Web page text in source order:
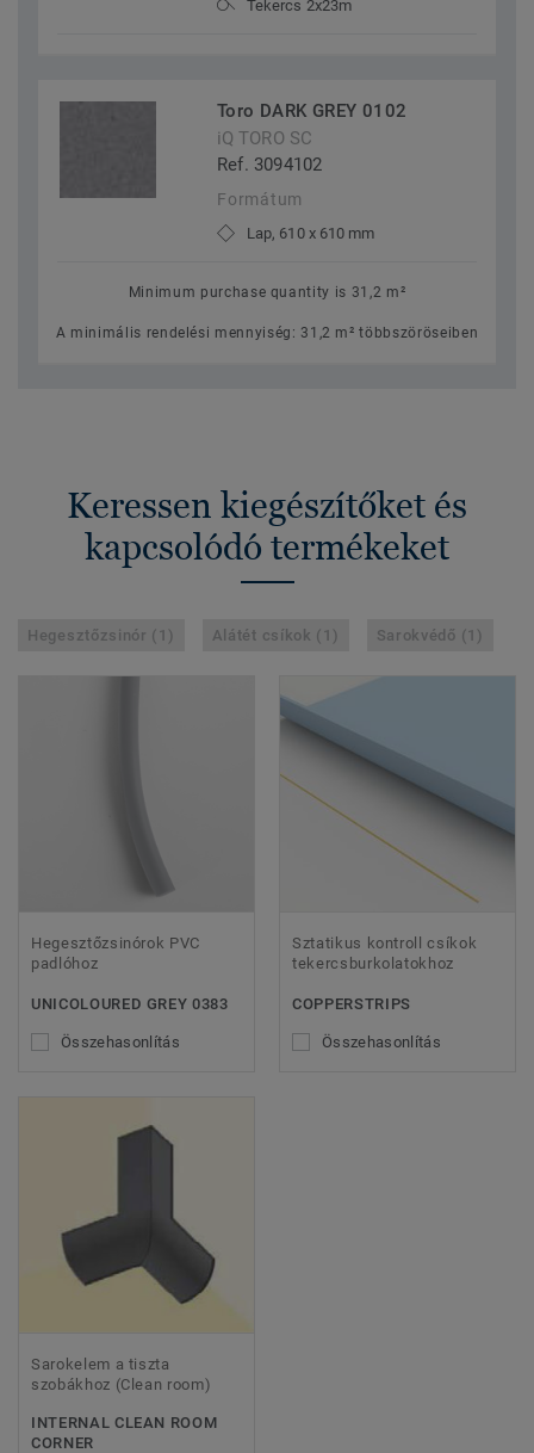
Tekercs 2x23m
Toro DARK GREY 0102
iQ TORO SC
Ref. 3094102
Formátum
Lap, 610 x 610 mm
Minimum purchase quantity is 31,2 m²
A minimális rendelési mennyiség: 31,2 m² többszöröseiben
Keressen kiegészítőket és
kapcsolódó termékeket
Hegesztőzsinór (1) Alátét csíkok (1) Sarokvédő (1)
Hegesztőzsinórok PVC
padlóhoz
UNICOLOURED GREY 0383
Összehasonlítás
Sztatikus kontroll csíkok
tekercsburkolatokhoz
COPPERSTRIPS
Összehasonlítás
Sarokelem a tiszta
szobákhoz (Clean room)
INTERNAL CLEAN ROOM
CORNER